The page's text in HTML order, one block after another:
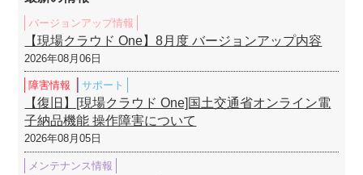
バージョンアップ情報
【現場クラウド One】8月度 バージョンアップ内容
2026年08月06日
障害情報 サポート
【復旧】[現場クラウド One]国土交通省オンライン電
子納品機能 操作障害について
2026年08月05日
メンテナンス情報